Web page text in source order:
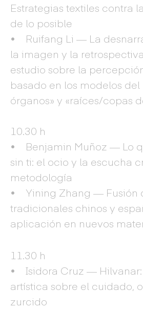
Estrategias textiles contra
de lo posible
• Ruifang Li — La
la imagen y la
estudio sobre la
basado en los modelos del
órganos» y «raíces/copas
10.30 h
• Benjamin Muñoz — Lo
sin ti: el ocio y la escucha
metodología
• Yining Zhang — Fusión
tradicionales chinos y
aplicación en nuevos
11.30 h
• Isidora Cruz —
artística sobre el cuidado,
zurcido